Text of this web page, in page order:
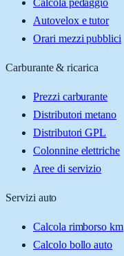
Calcola pedaggio
Autovelox e tutor
Orari mezzi pubblici
Carburante & ricarica
Prezzi carburante
Distributori metano
Distributori GPL
Colonnine elettriche
Aree di servizio
Servizi auto
Calcola rimborso km
Calcolo bollo auto